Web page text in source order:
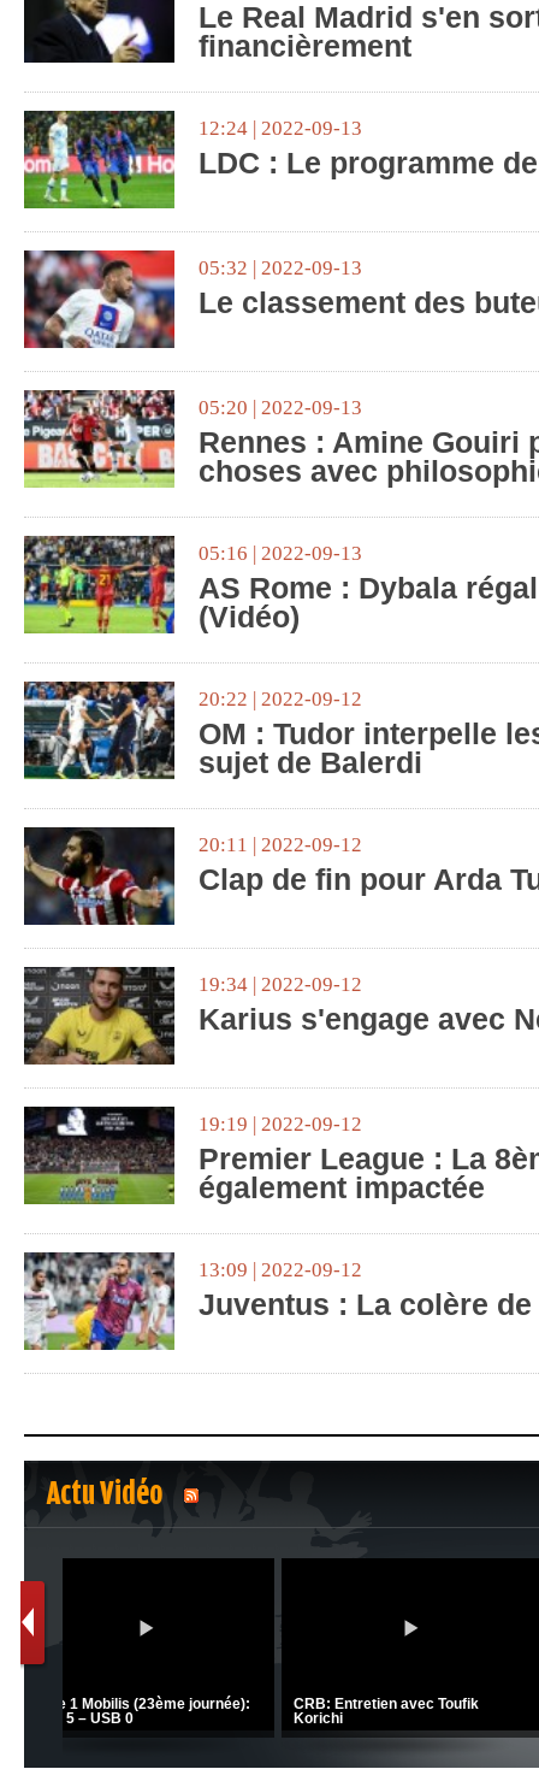
Le Real Madrid s'en
financièrement
12:24 | 2022-09-13
LDC : Le programme
05:32 | 2022-09-13
Le classement des
05:20 | 2022-09-13
Rennes : Amine Gouiri
choses avec
05:16 | 2022-09-13
AS Rome : Dybala
(Vidéo)
20:22 | 2022-09-12
OM : Tudor interpelle
sujet de Balerdi
20:11 | 2022-09-12
Clap de fin pour Arda
19:34 | 2022-09-12
Karius s'engage avec
19:19 | 2022-09-12
Premier League : La
également impactée
13:09 | 2022-09-12
Juventus : La colère
Actu Vidéo
1 2
CRB: Entretien avec Toufik
Ligue 1 Mobilis (23ème journée):
MCO 5 – USB 0